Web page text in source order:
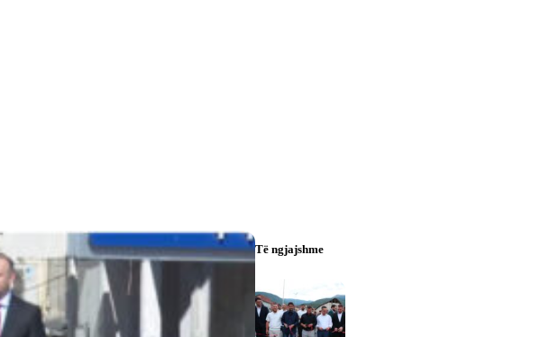
Të ngjajshme